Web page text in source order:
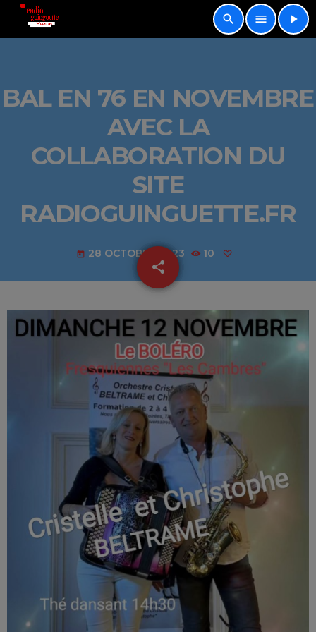
search menu play_arrow
BAL EN 76 EN NOVEMBRE
AVEC LA
COLLABORATION DU
SITE
RADIOGUINGUETTE.FR
today 28 OCTOBRE 2023 10
share
email